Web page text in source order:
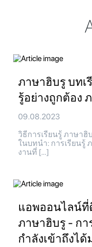
ภาษาฮิบรู บทเ
รู้อย่างถูกต้อง
09.08.2023
วิธีการเรียนรู้ ภาษา
ในบทนำ: การเรียนรู้
งานที่ […]
แอพออนไลน์ที่
ภาษาฮิบรู - กา
กำลังเข้าถึงได้